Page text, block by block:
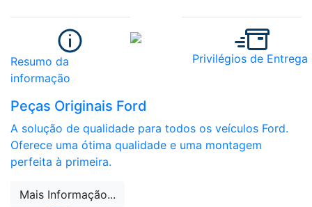
Resumo da
informação
Privilégios de Entrega
Peças Originais Ford
A solução de qualidade para todos os veículos Ford.
Oferece uma ótima qualidade e uma montagem
perfeita à primeira.
Mais Informação...